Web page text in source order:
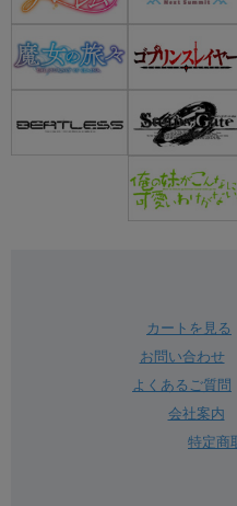
カートを見る
お問い合わせ
よくあるご質問
会社案内
特定商